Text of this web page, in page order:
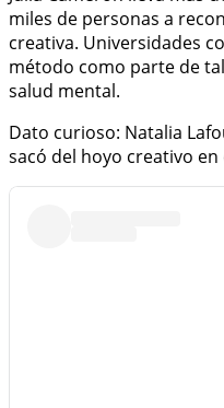
miles de personas a
creativa. Universidades
método como parte de
salud mental.
Dato curioso: Natalia
sacó del hoyo creativo en